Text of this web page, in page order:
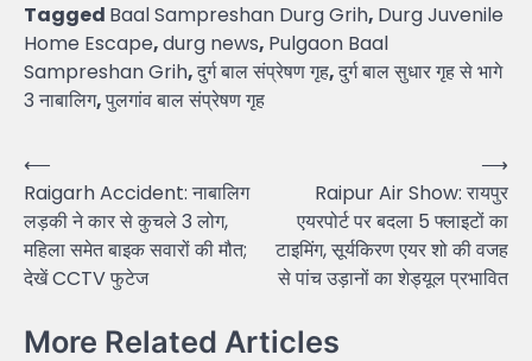
Tagged Baal Sampreshan Durg Grih, Durg Juvenile
Home Escape,durg news, Pulgaon Baal
Sampreshan Grih,दुर्ग बाल संप्रेषण गृह,दुर्ग बाल सुधार गृह से भागे
3 नाबालिग,पुलगांव बाल संप्रेषण गृह
Post
navigation
⟵
Raigarh Accident: नाबालिग
लड़की ने कार से कुचले 3 लोग,
महिला समेत बाइक सवारों की मौत;
देखें CCTV फुटेज
Raipur Air Show: रायपुर
एयरपोर्ट पर बदला 5 फ्लाइटों का
टाइमिंग, सूर्यकिरण एयर शो की वजह
से पांच उड़ानों का शेड्यूल प्रभावित
⟶
More Related Articles